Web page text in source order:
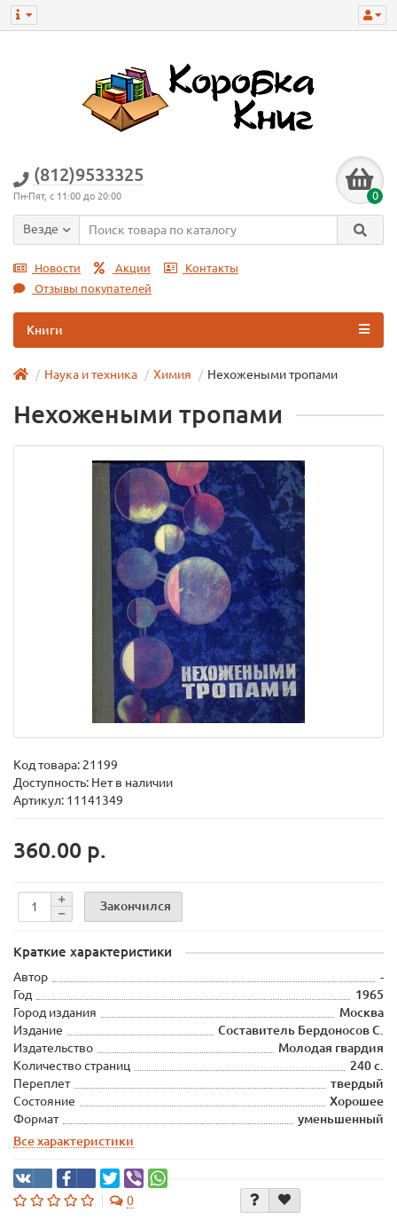
(812)9533325
Пн-Пят, с 11:00 до 20:00 0
Везде
Новости Акции
Контакты
Отзывы покупателей
Книги
Наука и техника Химия Нехожеными тропами
Нехожеными тропами
Код товара: 21199
Доступность: Нет в наличии
Артикул: 11141349
360.00 р.
Закончился
Краткие характеристики
Автор
-
Год
1965
Город издания
Москва
Издание
Составитель Бердоносов С.
Издательство
Молодая гвардия
Количество страниц
240 с.
Переплет
твердый
Состояние
Хорошее
Формат
уменьшенный
Все характеристики
0